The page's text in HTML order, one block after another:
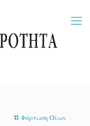
Φόρτωση Όλων